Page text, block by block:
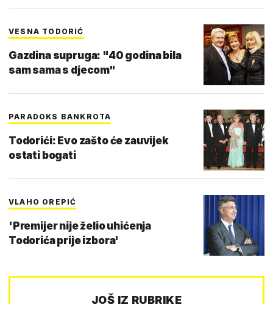
VESNA TODORIĆ
Gazdina supruga: "40 godina bila
sam sama s djecom"
PARADOKS BANKROTA
Todorići: Evo zašto će zauvijek
ostati bogati
VLAHO OREPIĆ
'Premijer nije želio uhićenja
Todorića prije izbora'
JOŠ IZ RUBRIKE